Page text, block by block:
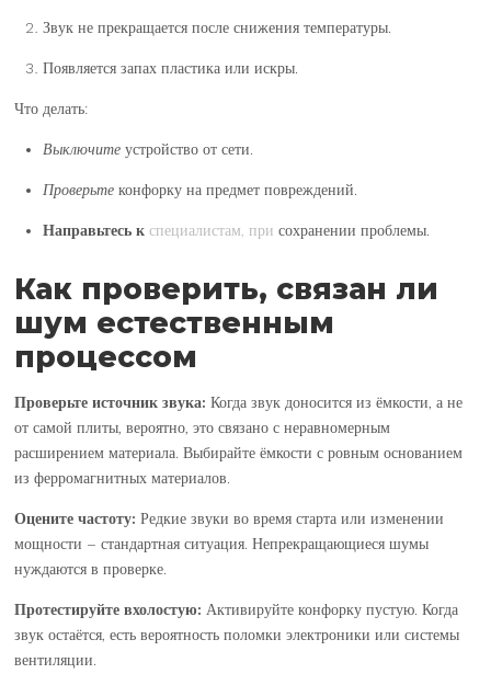
Звук не прекращается после снижения температуры.
Появляется запах пластика или искры.
Что делать:
Выключите устройство от сети.
Проверьте конфорку на предмет повреждений.
Направьтесь к специалистам, при сохранении проблемы.
Как проверить, связан ли
шум естественным
процессом
Проверьте источник звука: Когда звук доносится из ёмкости, а не
от самой плиты, вероятно, это связано с неравномерным
расширением материала. Выбирайте ёмкости с ровным основанием
из ферромагнитных материалов.
Оцените частоту: Редкие звуки во время старта или изменении
мощности – стандартная ситуация. Непрекращающиеся шумы
нуждаются в проверке.
Протестируйте вхолостую: Активируйте конфорку пустую. Когда
звук остаётся, есть вероятность поломки электроники или системы
вентиляции.